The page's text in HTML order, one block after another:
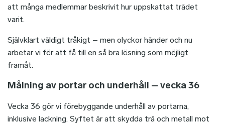
att många medlemmar beskrivit hur uppskattat trädet
varit.
Självklart väldigt tråkigt – men olyckor händer och nu
arbetar vi för att få till en så bra lösning som möjligt
framåt.
Målning av portar och underhåll – vecka 36
Vecka 36 gör vi förebyggande underhåll av portarna,
inklusive lackning. Syftet är att skydda trä och metall mot